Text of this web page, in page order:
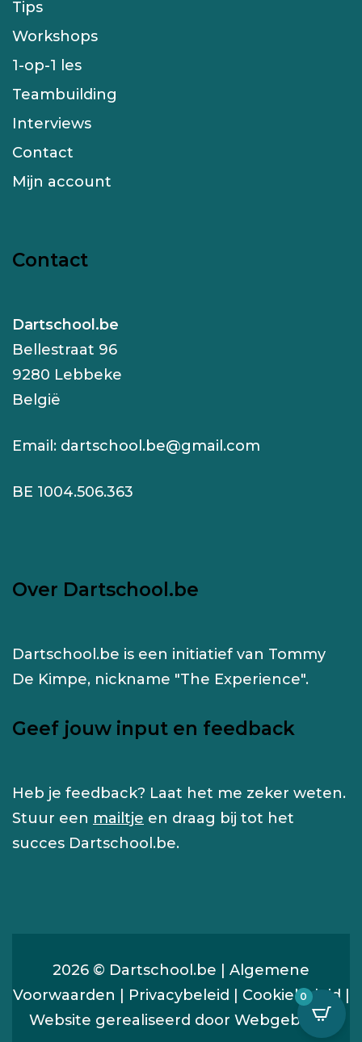
Tips
Workshops
1-op-1 les
Teambuilding
Interviews
Contact
Mijn account
Contact
Dartschool.be
Bellestraat 96
9280 Lebbeke
België
Email: dartschool.be@gmail.com
BE 1004.506.363
Over Dartschool.be
Dartschool.be is een initiatief van Tommy
De Kimpe, nickname "The Experience".
Geef jouw input en feedback
Heb je feedback? Laat het me zeker weten.
Stuur een mailtje en draag bij tot het
succes Dartschool.be.
2026 © Dartschool.be | Algemene
Voorwaarden
Privacybeleid Cookiebeleid|
Website gerealiseerd door Webgebouw
0